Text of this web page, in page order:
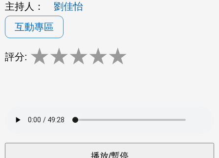
主持人：
劉佳怡
互動專區
評分: ★★★★★